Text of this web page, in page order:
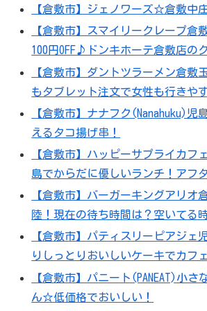
【倉敷市】ジェノワーズ☆倉敷中
【倉敷市】スマイリークレープ倉
100円OFF♪ドンキホーテ倉敷店の
【倉敷市】ダントツラーメン倉敷
もタブレット注文で女性も行きや
【倉敷市】ナナフク(Nanahuku)児
えるタコ揚げ串！
【倉敷市】ハッピーサプライカフ
島でからだに優しいランチ！アフ
【倉敷市】バーガーキングアリオ
陸！現在の待ち時間は？空いてる
【倉敷市】パティスリーピアジェ
りしっとりおいしいケーキでカフ
【倉敷市】パニート(PANEAT)小さ
ん☆低価格でおいしい！